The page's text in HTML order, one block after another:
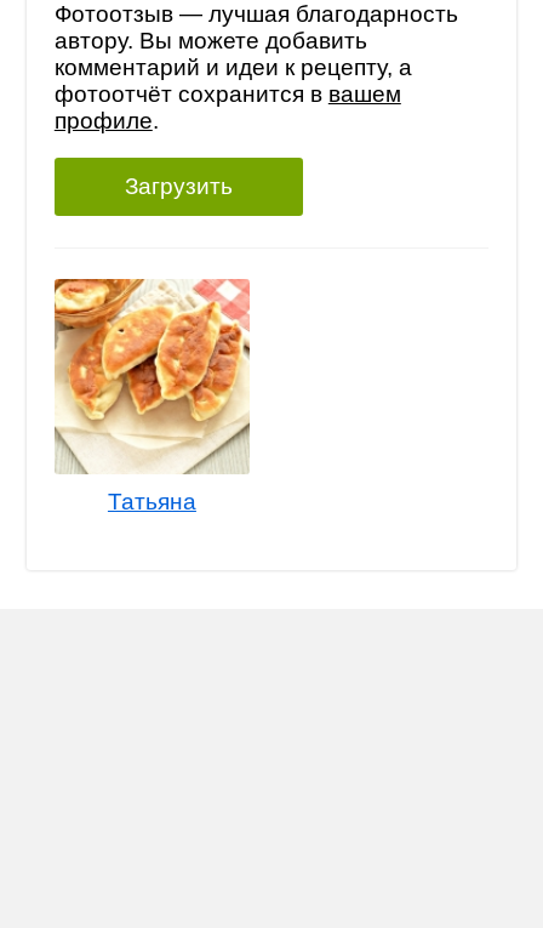
Фотоотзыв — лучшая благодарность
автору. Вы можете добавить
комментарий и идеи к рецепту, а
фотоотчёт сохранится в вашем
профиле.
Загрузить
Татьяна